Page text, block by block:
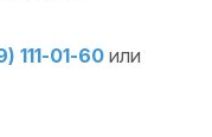
111-01-60 или